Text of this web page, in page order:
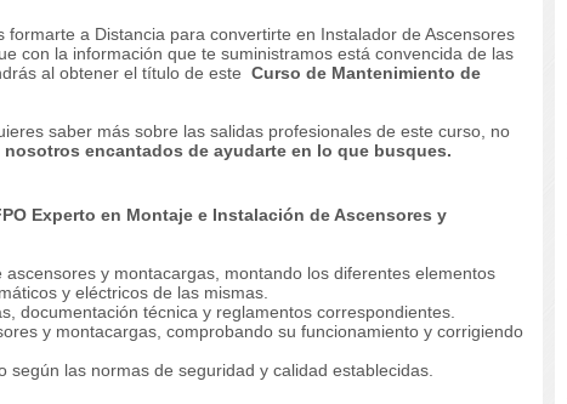
formarte a Distancia para convertirte en Instalador de Ascensores
con la información que te suministramos está convencida de las
al obtener el título de este Curso de Mantenimiento de
saber más sobre las salidas profesionales de este curso, no
nosotros encantados de ayudarte en lo que busques.
Experto en Montaje e Instalación de Ascensores y
ascensores y montacargas, montando los diferentes elementos
y eléctricos de las mismas.
documentación técnica y reglamentos correspondientes.
y montacargas, comprobando su funcionamiento y corrigiendo
según las normas de seguridad y calidad establecidas.